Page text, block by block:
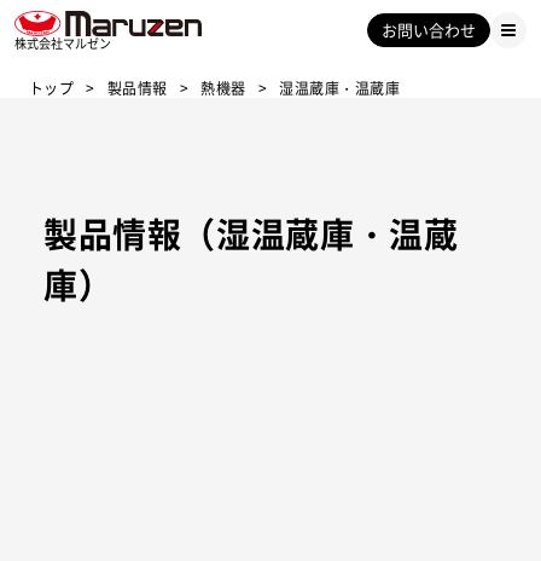
株式会社マルゼン
お問い合わせ
トップ 製品情報 熱機器 湿温蔵庫・温蔵庫
製品情報（湿温蔵庫・温蔵
庫）